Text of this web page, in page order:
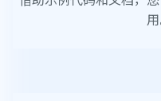
用